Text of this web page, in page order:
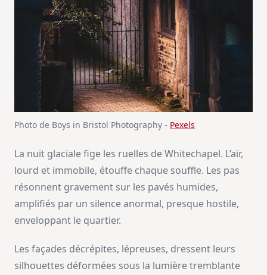
Photo de Boys in Bristol Photography - Pexels
La nuit glaciale fige les ruelles de Whitechapel. L’air,
lourd et immobile, étouffe chaque souffle. Les pas
résonnent gravement sur les pavés humides,
amplifiés par un silence anormal, presque hostile,
enveloppant le quartier.
Les façades décrépites, lépreuses, dressent leurs
silhouettes déformées sous la lumière tremblante